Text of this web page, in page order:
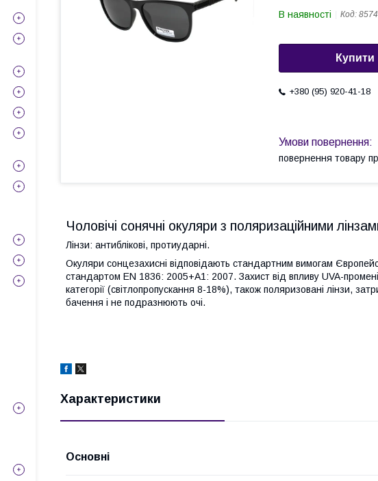
В наявності Код:
Купити
+380 (95) 920-41-18
повернення товару
Чоловічі сонячні окуляри з поляризаційними
Лінзи: антиблікові, протиударні.
Окуляри сонцезахисні відповідають стандартним вимогам
стандартом EN 1836: 2005+А1: 2007. Захист від впливу UVA-
категорії (світлопропускання 8-18%), також поляризовані лінзи,
бачення і не подразнюють очі.
Характеристики
Основні